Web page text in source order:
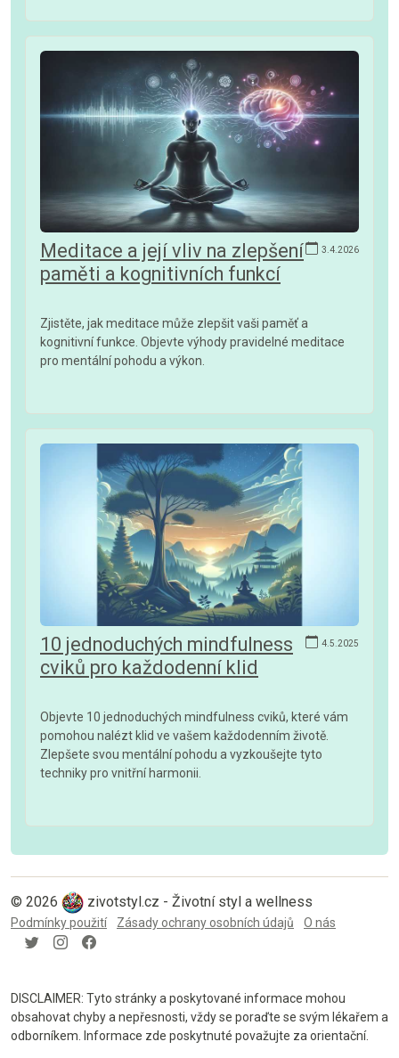
3.4.2026
Meditace a její vliv na zlepšení
paměti a kognitivních funkcí
Zjistěte, jak meditace může zlepšit vaši paměť a
kognitivní funkce. Objevte výhody pravidelné meditace
pro mentální pohodu a výkon.
4.5.2025
10 jednoduchých mindfulness
cviků pro každodenní klid
Objevte 10 jednoduchých mindfulness cviků, které vám
pomohou nalézt klid ve vašem každodenním životě.
Zlepšete svou mentální pohodu a vyzkoušejte tyto
techniky pro vnitřní harmonii.
© 2026 zivotstyl.cz - Životní styl a wellness
Podmínky použití Zásady ochrany osobních údajů O nás
DISCLAIMER: Tyto stránky a poskytované informace mohou
obsahovat chyby a nepřesnosti, vždy se poraďte se svým lékařem a
odborníkem. Informace zde poskytnuté považujte za orientační.